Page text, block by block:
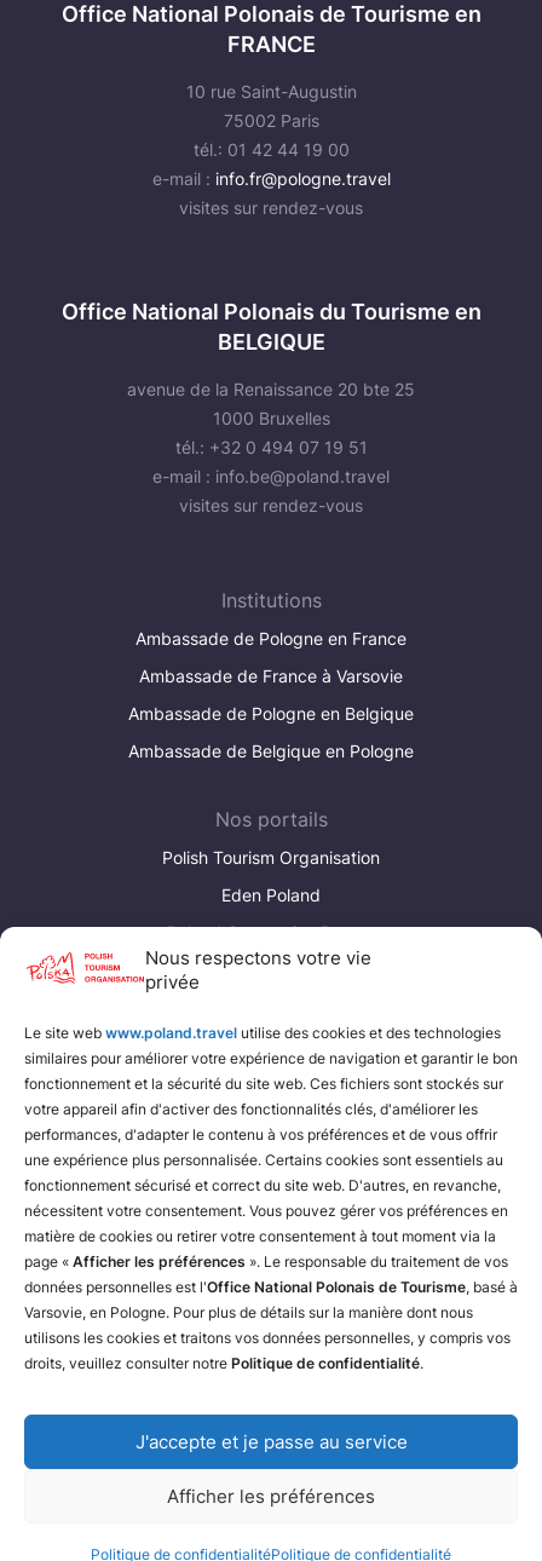
Nous respectons votre vie
privée
Le site web www.poland.travel utilise des cookies et des technologies
similaires pour améliorer votre expérience de navigation et garantir le bon
fonctionnement et la sécurité du site web. Ces fichiers sont stockés sur
votre appareil afin d'activer des fonctionnalités clés, d'améliorer les
performances, d'adapter le contenu à vos préférences et de vous offrir
une expérience plus personnalisée. Certains cookies sont essentiels au
fonctionnement sécurisé et correct du site web. D'autres, en revanche,
nécessitent votre consentement. Vous pouvez gérer vos préférences en
matière de cookies ou retirer votre consentement à tout moment via la
page « Afficher les préférences ». Le responsable du traitement de vos
données personnelles est l'Office National Polonais de Tourisme, basé à
Varsovie, en Pologne. Pour plus de détails sur la manière dont nous
utilisons les cookies et traitons vos données personnelles, y compris vos
droits, veuillez consulter notre Politique de confidentialité.
J'accepte et je passe au service
Afficher les préférences
Politique de confidentialitéPolitique de confidentialité
Office National Polonais de Tourisme en
FRANCE
10 rue Saint-Augustin
75002 Paris
tél.: 01 42 44 19 00
e-mail : info.fr@pologne.travel
visites sur rendez-vous
Office National Polonais du Tourisme en
BELGIQUE
avenue de la Renaissance 20 bte 25
1000 Bruxelles
tél.: +32 0 494 07 19 51
e-mail : info.be@poland.travel
visites sur rendez-vous
Institutions
Ambassade de Pologne en France
Ambassade de France à Varsovie
Ambassade de Pologne en Belgique
Ambassade de Belgique en Pologne
Nos portails
Polish Tourism Organisation
Eden Poland
Poland Convention Bureau
Fédération polonaise de camping et de caravaning
Fédération polonaise du tourisme rural
Chemins de fer polonais
Nous contacterDeclaration of availabilityThe Privacy & Cookies Policy
Copyright © 2025 Polish Tourism Organisation